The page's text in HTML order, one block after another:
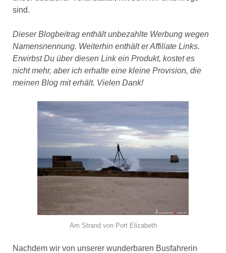
sind.
Dieser Blogbeitrag enthält unbezahlte Werbung wegen
Namensnennung. Weiterhin enthält er Affiliate Links.
Erwirbst Du über diesen Link ein Produkt, kostet es
nicht mehr, aber ich erhalte eine kleine Provision, die
meinen Blog mit erhält. Vielen Dank!
Am Strand von Port Elizabeth
Nachdem wir von unserer wunderbaren Busfahrerin